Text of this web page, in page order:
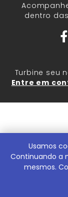
dentro
Turbine seu
Entre em
Mundos
Publicações e
Conheça nossa
Usamos
Continuando a
mesmos.